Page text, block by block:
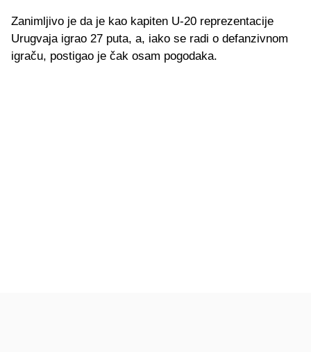
Zanimljivo je da je kao kapiten U-20 reprezentacije
Urugvaja igrao 27 puta, a, iako se radi o defanzivnom
igraču, postigao je čak osam pogodaka.